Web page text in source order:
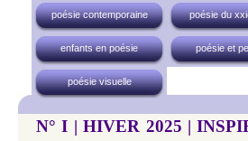
poésie contemporaine poésie du
enfants en poésie poésie et
poésie visuelle
N° I | HIVER 2025 |